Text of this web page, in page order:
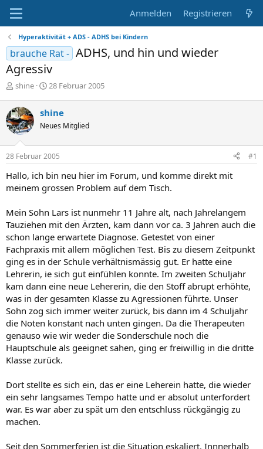
Anmelden Registrieren
Hyperaktivität + ADS - ADHS bei Kindern
brauche Rat - ADHS, und hin und wieder
Agressiv
E
s
t
e
l
e
shine
E
t
e
l
t
m
28 Februar 2005
shine
Neues Mitglied
28 Februar 2005 #1
Hallo, ich bin neu hier im Forum, und komme direkt mit
meinem grossen Problem auf dem Tisch.
Mein Sohn Lars ist nunmehr 11 Jahre alt, nach Jahrelangem
Tauziehen mit den Ärzten, kam dann vor ca. 3 Jahren auch die
schon lange erwartete Diagnose. Getestet von einer
Fachpraxis mit allem möglichen Test. Bis zu diesem Zeitpunkt
ging es in der Schule verhältnismässig gut. Er hatte eine
Lehrerin, ie sich gut einfühlen konnte. Im zweiten Schuljahr
kam dann eine neue Lehererin, die den Stoff abrupt erhöhte,
was in der gesamten Klasse zu Agressionen führte. Unser
Sohn zog sich immer weiter zurück, bis dann im 4 Schuljahr
die Noten konstant nach unten gingen. Da die Therapeuten
genauso wie wir weder die Sonderschule noch die
Hauptschule als geeignet sahen, ging er freiwillig in die dritte
Klasse zurück.
Dort stellte es sich ein, das er eine Leherein hatte, die wieder
ein sehr langsames Tempo hatte und er absolut unterfordert
war. Es war aber zu spät um den entschluss rückgängig zu
machen.
Seit den Sommerferien ist die Situation eskaliert. Innnerhalb